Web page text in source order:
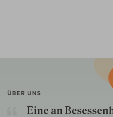
ÜBER UNS
Eine an